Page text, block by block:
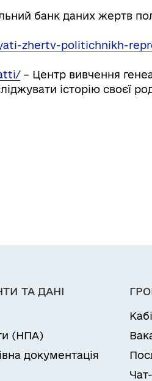
банк даних жертв
zhertv-politichnikh-
– Центр вивчення
історію своєї
ТА ДАНІ
(НПА)
документація